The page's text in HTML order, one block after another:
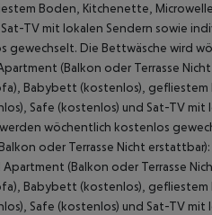
Boden, Kitchenette,
TV mit lokalen Sendern sowie
gewechselt. Die Bettwäsche wird
(Balkon oder Terrasse
Babybett (kostenlos), gefliestem
Safe (kostenlos) und Sat-TV
wöchentlich kostenlos
oder Terrasse Nicht
(Balkon oder Terrasse
Babybett (kostenlos), gefliestem
Safe (kostenlos) und Sat-TV